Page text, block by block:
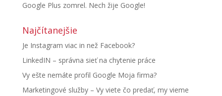
Google Plus zomrel. Nech žije Google!
Najčítanejšie
Je Instagram viac in než Facebook?
LinkedIN – správna sieť na chytenie práce
Vy ešte nemáte profil Google Moja firma?
Marketingové služby – Vy viete čo predať, my vieme